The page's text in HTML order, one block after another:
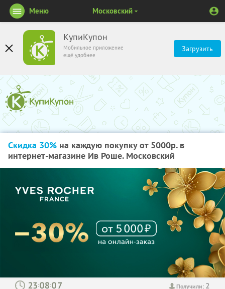
КупиКупон
Мобильное приложение
ещё удобнее
Загрузить
Меню Московский
Скидка 30% на каждую покупку от 5000р. в
интернет-магазине Ив Роше. Московский
Получили: 2
: :